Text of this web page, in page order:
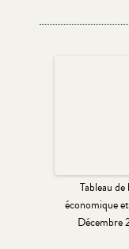
Tableau
économique
Décembre